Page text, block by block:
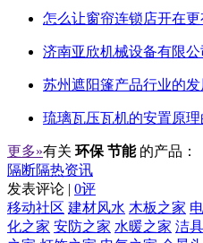
怎么让窗帘连锁店开在更
济南亚欣机械设备有限公
苏州遮阳篷产品行业的
琉璃瓦压瓦机的安置原理
更多»有关 环保 节能 的产品：
隔断隔热资讯
发表评论 | 0评
移动社区 建材风水 木板之家
化之家 安防之家 水暖之家 洁